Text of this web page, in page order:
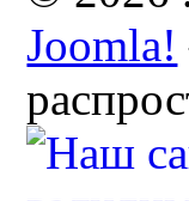
Joomla!